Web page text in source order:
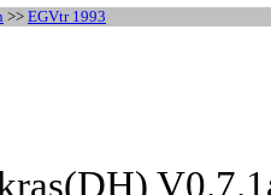
>> EGVtr 1993